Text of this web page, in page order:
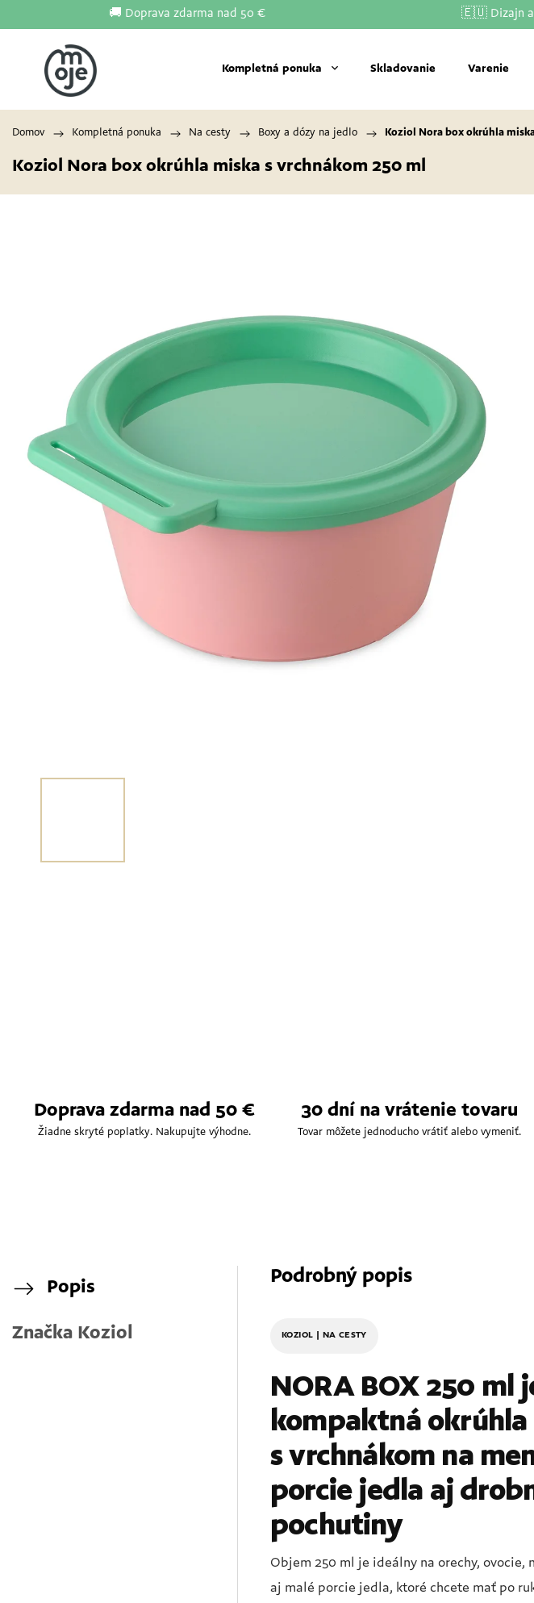
🚚 Doprava zdarma nad 50 € 🇪🇺 Dizajn a
Kompletná ponuka Skladovanie Varenie
Domov / Kompletná ponuka / Na cesty / Boxy a dózy na jedlo / Koziol Nora box okrúhla
Koziol Nora box okrúhla miska s vrchnákom 250 ml
Doprava zdarma nad 50 €
Žiadne skryté poplatky. Nakupujte výhodne.
30 dní na vrátenie tovaru
Tovar môžete jednoducho vrátiť alebo vymeniť.
Popis
Značka Koziol
Podrobný popis
KOZIOL | NA CESTY
NORA BOX 250 ml
kompaktná okrúhla
s vrchnákom na
porcie jedla aj
pochutiny
Objem 250 ml je ideálny na orechy, ovocie,
aj malé porcie jedla, ktoré chcete mať po